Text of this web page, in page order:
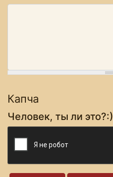
Капча
Человек, ты ли это?:)